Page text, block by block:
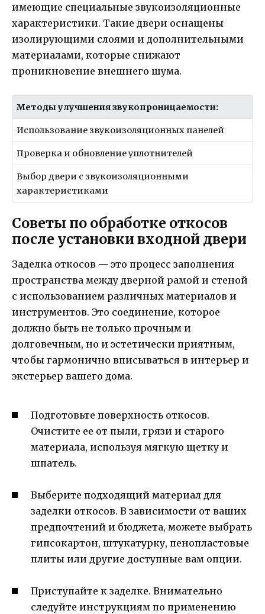
имеющие специальные звукоизоляционные
характеристики. Такие двери оснащены
изолирующими слоями и дополнительными
материалами, которые снижают
проникновение внешнего шума.
Методы улучшения звукопроницаемости:
Использование звукоизоляционных панелей
Проверка и обновление уплотнителей
Выбор двери с звукоизоляционными
характеристиками
Советы по обработке откосов
после установки входной двери
Заделка откосов — это процесс заполнения
пространства между дверной рамой и стеной
с использованием различных материалов и
инструментов. Это соединение, которое
должно быть не только прочным и
долговечным, но и эстетически приятным,
чтобы гармонично вписываться в интерьер и
экстерьер вашего дома.
Подготовьте поверхность откосов.
Очистите ее от пыли, грязи и старого
материала, используя мягкую щетку и
шпатель.
Выберите подходящий материал для
заделки откосов. В зависимости от ваших
предпочтений и бюджета, можете выбрать
гипсокартон, штукатурку, пенопластовые
плиты или другие доступные вам опции.
Приступайте к заделке. Внимательно
следуйте инструкциям по применению